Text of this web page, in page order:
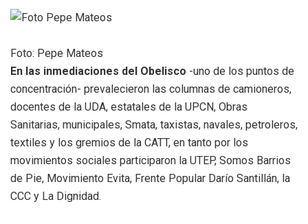
Foto: Pepe Mateos
En las inmediaciones del Obelisco -uno de los puntos de
concentración- prevalecieron las columnas de camioneros,
docentes de la UDA, estatales de la UPCN, Obras
Sanitarias, municipales, Smata, taxistas, navales, petroleros,
textiles y los gremios de la CATT, en tanto por los
movimientos sociales participaron la UTEP, Somos Barrios
de Pie, Movimiento Evita, Frente Popular Darío Santillán, la
CCC y La Dignidad.